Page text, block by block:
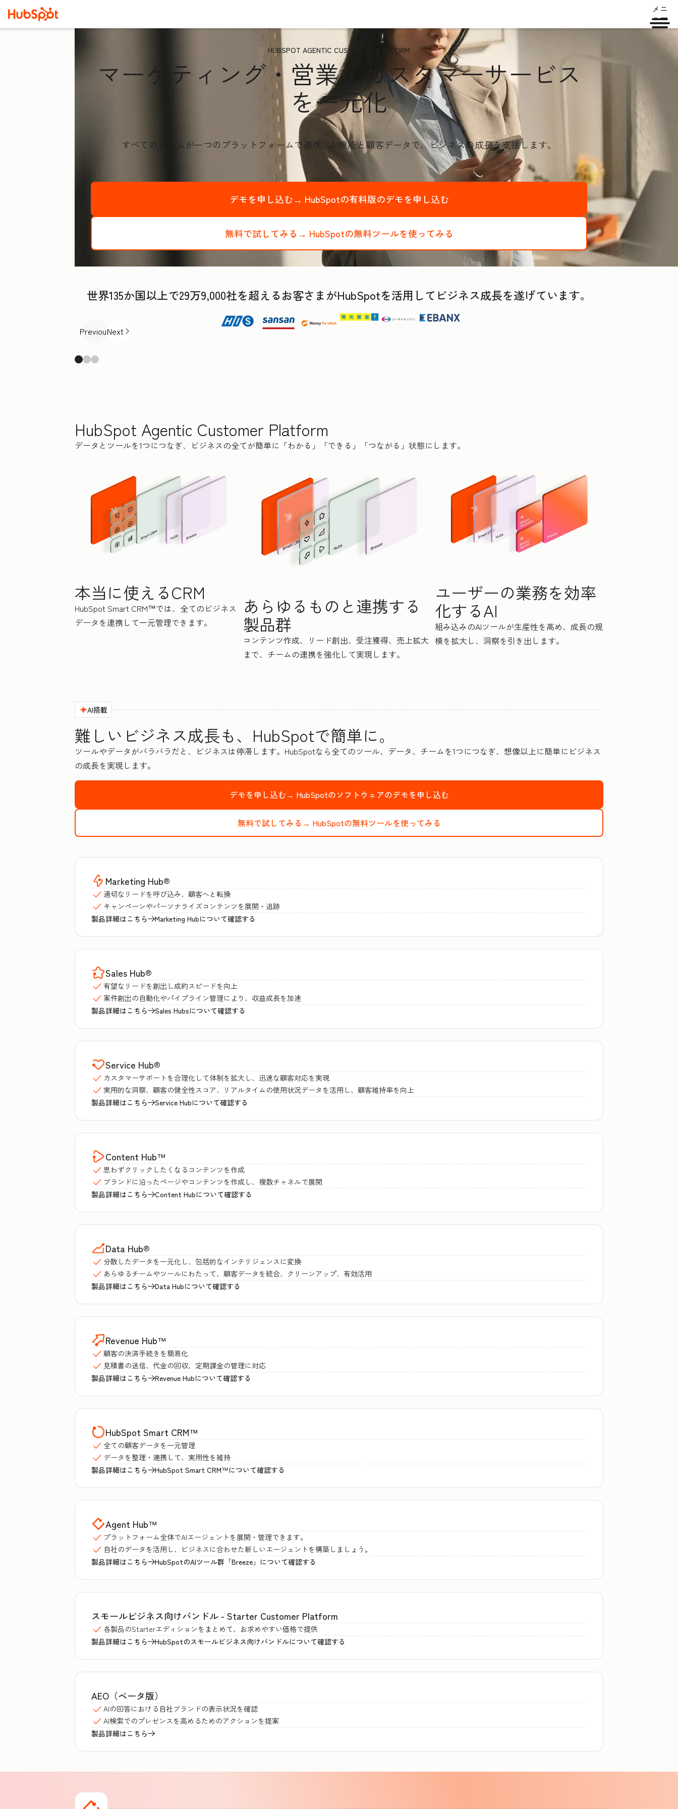
メニ
ュー
HUBSPOT AGENTIC CUSTOMER PLATFORM
マーケティング・営業・カスタマーサービス
を一元化
すべてのチームが一つのプラットフォームで連携。AI機能と顧客データで、ビジネスの成長を支援します。
デモを申し込む→ HubSpotの有料版のデモを申し込む
無料で試してみる→ HubSpotの無料ツールを使ってみる
世界135か国以上で29万9,000社を超えるお客さまがHubSpotを活用してビジネス成長を遂げています。
PreviousNext
HubSpot Agentic Customer Platform
データとツールを1つにつなぎ、ビジネスの全てが簡単に「わかる」「できる」「つながる」状態にします。
本当に使えるCRM
HubSpot Smart CRM™では、全てのビジネス
データを連携して一元管理できます。
あらゆるものと連携する
製品群
コンテンツ作成、リード創出、受注獲得、売上拡大
まで、チームの連携を強化して実現します。
ユーザーの業務を効率
化するAI
組み込みのAIツールが生産性を高め、成長の規
模を拡大し、洞察を引き出します。
AI搭載
難しいビジネス成長も、HubSpotで簡単に。
ツールやデータがバラバラだと、ビジネスは停滞します。HubSpotなら全てのツール、データ、チームを1つにつなぎ、想像以上に簡単にビジネス
の成長を実現します。
デモを申し込む→ HubSpotのソフトウェアのデモを申し込む
無料で試してみる→ HubSpotの無料ツールを使ってみる
Marketing Hub®
適切なリードを呼び込み、顧客へと転換
キャンペーンやパーソナライズコンテンツを展開・追跡
製品詳細はこちら
Marketing Hubについて確認する
Sales Hub®
有望なリードを創出し成約スピードを向上
案件創出の自動化やパイプライン管理により、収益成長を加速
製品詳細はこちら
Sales Hubsについて確認する
Service Hub®
カスタマーサポートを合理化して体制を拡大し、迅速な顧客対応を実現
実用的な洞察、顧客の健全性スコア、リアルタイムの使用状況データを活用し、顧客維持率を向上
製品詳細はこちら
Service Hubについて確認する
Content Hub™
思わずクリックしたくなるコンテンツを作成
ブランドに沿ったページやコンテンツを作成し、複数チャネルで展開
製品詳細はこちら
Content Hubについて確認する
Data Hub®
分散したデータを一元化し、包括的なインテリジェンスに変換
あらゆるチームやツールにわたって、顧客データを統合、クリーンアップ、有効活用
製品詳細はこちら
Data Hubについて確認する
Revenue Hub™
顧客の決済手続きを簡易化
見積書の送信、代金の回収、定期課金の管理に対応
製品詳細はこちら
Revenue Hubについて確認する
HubSpot Smart CRM™
全ての顧客データを一元管理
データを整理・連携して、実用性を維持
製品詳細はこちら
HubSpot Smart CRM™について確認する
Agent Hub™
プラットフォーム全体でAIエージェントを展開・管理できます。
自社のデータを活用し、ビジネスに合わせた新しいエージェントを構築しましょう。
製品詳細はこちら
HubSpotのAIツール群「Breeze」について確認する
スモールビジネス向けバンドル - Starter Customer Platform
各製品のStarterエディションをまとめて、お求めやすい価格で提供
製品詳細はこちら
HubSpotのスモールビジネス向けバンドルについて確認する
AEO（ベータ版）
AIの回答における自社ブランドの表示状況を確認
AI検索でのプレゼンスを高めるためのアクションを提案
製品詳細はこちら